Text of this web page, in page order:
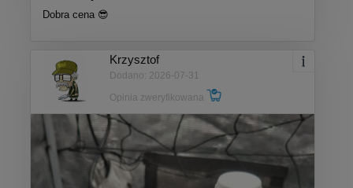
Dobra cena 😎
Krzysztof
Dodano: 2026-07-31
Opinia zweryfikowana